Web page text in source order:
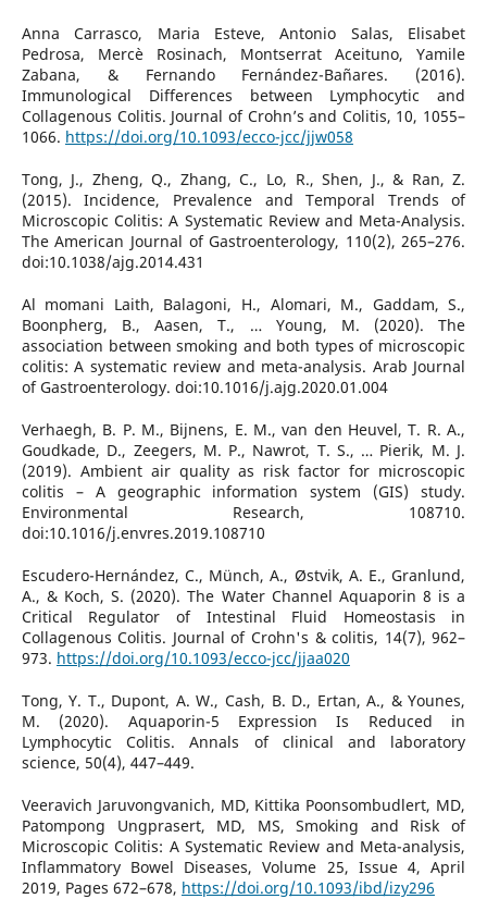
Anna Carrasco, Maria Esteve, Antonio Salas, Elisabet
Pedrosa, Mercè Rosinach, Montserrat Aceituno, Yamile
Zabana, & Fernando Fernández-Bañares. (2016).
Immunological Differences between Lymphocytic and
Collagenous Colitis. Journal of Crohn’s and Colitis, 10, 1055–
1066. https://doi.org/10.1093/ecco-jcc/jjw058
Tong, J., Zheng, Q., Zhang, C., Lo, R., Shen, J., & Ran, Z.
(2015). Incidence, Prevalence and Temporal Trends of
Microscopic Colitis: A Systematic Review and Meta-Analysis.
The American Journal of Gastroenterology, 110(2), 265–276.
doi:10.1038/ajg.2014.431
Al momani Laith, Balagoni, H., Alomari, M., Gaddam, S.,
Boonpherg, B., Aasen, T., … Young, M. (2020). The
association between smoking and both types of microscopic
colitis: A systematic review and meta-analysis. Arab Journal
of Gastroenterology. doi:10.1016/j.ajg.2020.01.004
Verhaegh, B. P. M., Bijnens, E. M., van den Heuvel, T. R. A.,
Goudkade, D., Zeegers, M. P., Nawrot, T. S., … Pierik, M. J.
(2019). Ambient air quality as risk factor for microscopic
colitis – A geographic information system (GIS) study.
Environmental Research, 108710.
doi:10.1016/j.envres.2019.108710
Escudero-Hernández, C., Münch, A., Østvik, A. E., Granlund,
A., & Koch, S. (2020). The Water Channel Aquaporin 8 is a
Critical Regulator of Intestinal Fluid Homeostasis in
Collagenous Colitis. Journal of Crohn's & colitis, 14(7), 962–
973. https://doi.org/10.1093/ecco-jcc/jjaa020
Tong, Y. T., Dupont, A. W., Cash, B. D., Ertan, A., & Younes,
M. (2020). Aquaporin-5 Expression Is Reduced in
Lymphocytic Colitis. Annals of clinical and laboratory
science, 50(4), 447–449.
Veeravich Jaruvongvanich, MD, Kittika Poonsombudlert, MD,
Patompong Ungprasert, MD, MS, Smoking and Risk of
Microscopic Colitis: A Systematic Review and Meta-analysis,
Inflammatory Bowel Diseases, Volume 25, Issue 4, April
2019, Pages 672–678, https://doi.org/10.1093/ibd/izy296